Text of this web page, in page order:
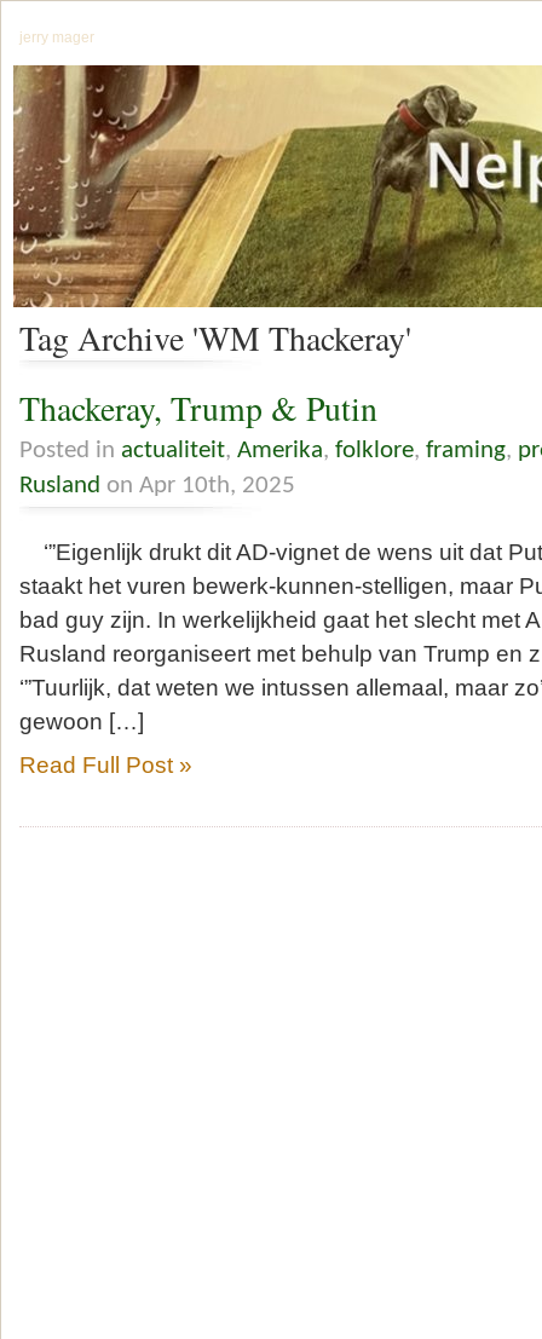
jerry mager
Tag Archive 'WM Thackeray'
Thackeray, Trump & Putin
Posted in actualiteit, Amerika, folklore, framing,
Rusland on Apr 10th, 2025
‘”Eigenlijk drukt dit AD-vignet de wens uit dat
staakt het vuren bewerk-kunnen-stelligen, maar
bad guy zijn. In werkelijkheid gaat het slecht met
Rusland reorganiseert met behulp van Trump en
‘”Tuurlijk, dat weten we intussen allemaal, maar
gewoon […]
Read Full Post »